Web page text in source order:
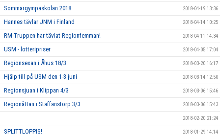
Sommargympaskolan 2018 2018-04-19 13:36
Hannes tävlar JNM i Finland 2018-04-14 10:25
RM-Truppen har tävlat Regionfemman! 2018-04-11 14:34
USM - lotteripriser 2018-04-05 17:04
Regionsexan i Åhus 18/3 2018-03-20 16:17
Hjälp till på USM den 1-3 juni 2018-03-14 12:50
Regionsjuan i Klippan 4/3 2018-03-06 15:46
Regionåttan i Staffanstorp 3/3 2018-03-06 15:43
2018-02-20 21:24
SPLITTLOPPIS! 2018-01-29 14:14